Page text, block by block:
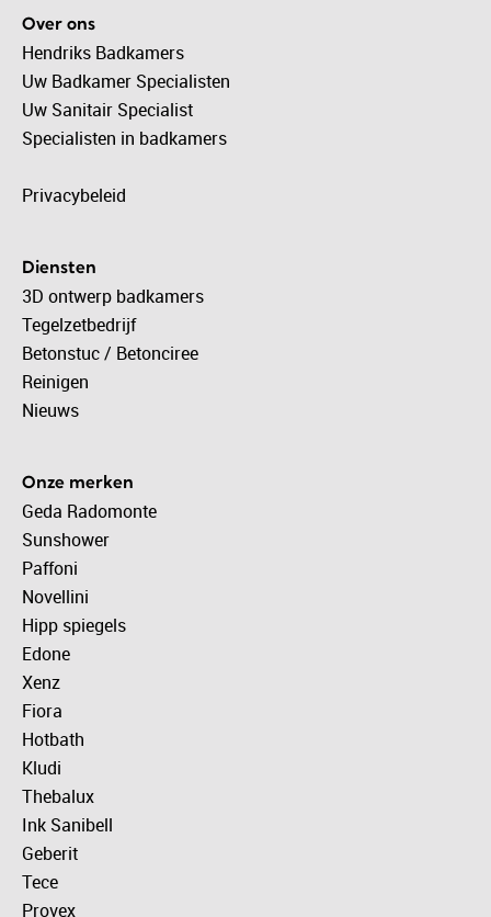
Over ons
Hendriks Badkamers
Uw Badkamer Specialisten
Uw Sanitair Specialist
Specialisten in badkamers
Privacybeleid
Diensten
3D ontwerp badkamers
Tegelzetbedrijf
Betonstuc / Betonciree
Reinigen
Nieuws
Onze merken
Geda Radomonte
Sunshower
Paffoni
Novellini
Hipp spiegels
Edone
Xenz
Fiora
Hotbath
Kludi
Thebalux
Ink Sanibell
Geberit
Tece
Provex